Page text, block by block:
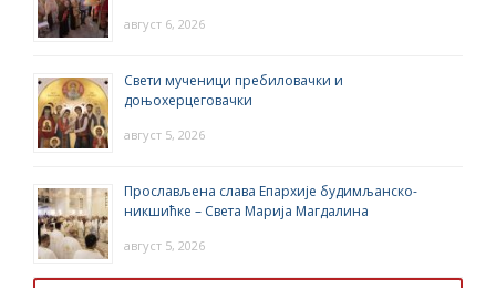
август 6, 2026
Свети мученици пребиловачки и
доњохерцеговачки
август 5, 2026
Прослављена слава Епархије будимљанско-
никшићке – Света Марија Магдалина
август 5, 2026